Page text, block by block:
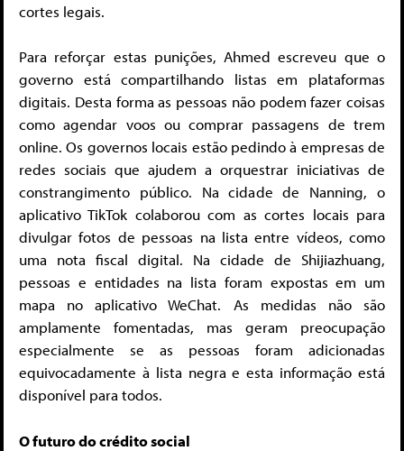
cortes legais.
Para reforçar estas punições, Ahmed escreveu que o
governo está compartilhando listas em plataformas
digitais. Desta forma as pessoas não podem fazer coisas
como agendar voos ou comprar passagens de trem
online. Os governos locais estão pedindo à empresas de
redes sociais que ajudem a orquestrar iniciativas de
constrangimento público. Na cidade de Nanning, o
aplicativo TikTok colaborou com as cortes locais para
divulgar fotos de pessoas na lista entre vídeos, como
uma nota fiscal digital. Na cidade de Shijiazhuang,
pessoas e entidades na lista foram expostas em um
mapa no aplicativo WeChat. As medidas não são
amplamente fomentadas, mas geram preocupação
especialmente se as pessoas foram adicionadas
equivocadamente à lista negra e esta informação está
disponível para todos.
O futuro do crédito social